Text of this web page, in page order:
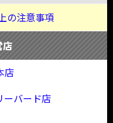
の注意事項
店
店
ーバード店